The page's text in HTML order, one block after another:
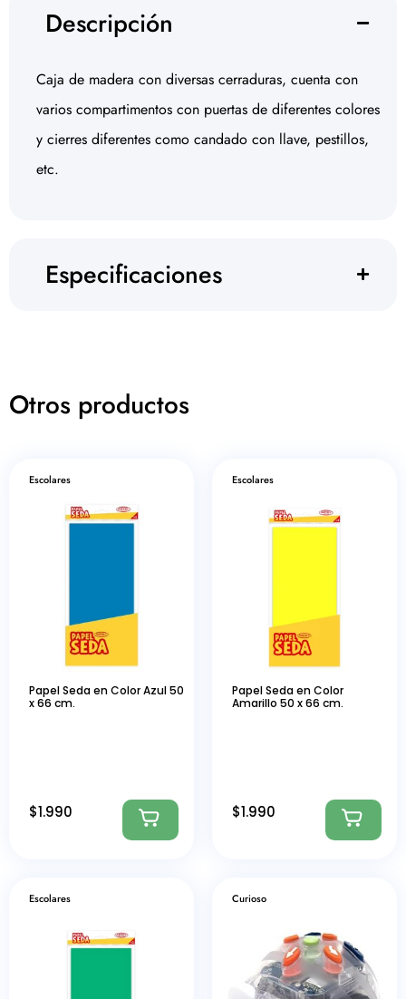
Descripción
Caja de madera con diversas cerraduras, cuenta con
varios compartimentos con puertas de diferentes colores
y cierres diferentes como candado con llave, pestillos,
etc.
Especificaciones
Otros productos
Escolares
Papel Seda en Color Azul 50
x 66 cm.
$1.990
Escolares
Papel Seda en Color
Amarillo 50 x 66 cm.
$1.990
Escolares Curioso